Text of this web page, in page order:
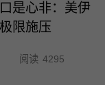
是心非：美伊
限施压
阅读 4295